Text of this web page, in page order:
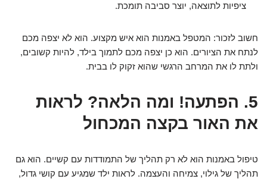
ציפיות לתוצאה, יוצר סביבה תומכת.
חשוב לזכור: המטפל באמנות הוא איש מקצוע. הוא לא יצפה מכם
לנתח את הציורים. הוא כן יצפה מכם לתמוך בילד, להיות קשובים,
ולתת לו את המרחב הרגשי שהוא זקוק לו בבית.
5. הפתעה! ומה הלאה? לראות
את האור בקצה המכחול
טיפול באמנות הוא לא רק תהליך של התמודדות עם קשיים. הוא גם
תהליך של גילוי, צמיחה והעצמה. לראות ילד שמגיע עם קושי גדול,